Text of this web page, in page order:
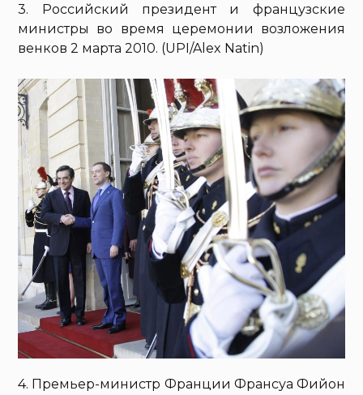
3. Российский президент и французские
министры во время церемонии возложения
венков 2 марта 2010. (UPI/Alex Natin)
4. Премьер-министр Франции Франсуа Фийон